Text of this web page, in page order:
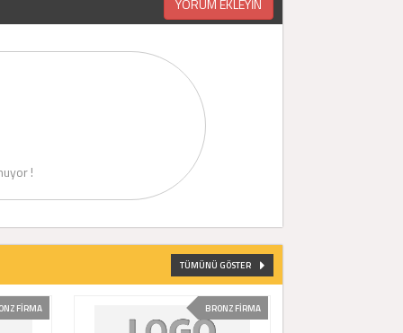
YORUM EKLEYİN
!
TÜMÜNÜ GÖSTER
FİRMA BRONZ FİRMA